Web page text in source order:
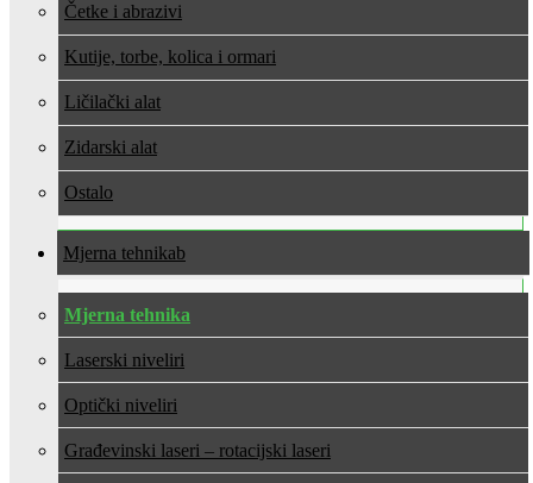
Četke i abrazivi
Kutije, torbe, kolica i ormari
Ličilački alat
Zidarski alat
Ostalo
Mjerna tehnika
Mjerna tehnika
Laserski niveliri
Optički niveliri
Građevinski laseri – rotacijski laseri